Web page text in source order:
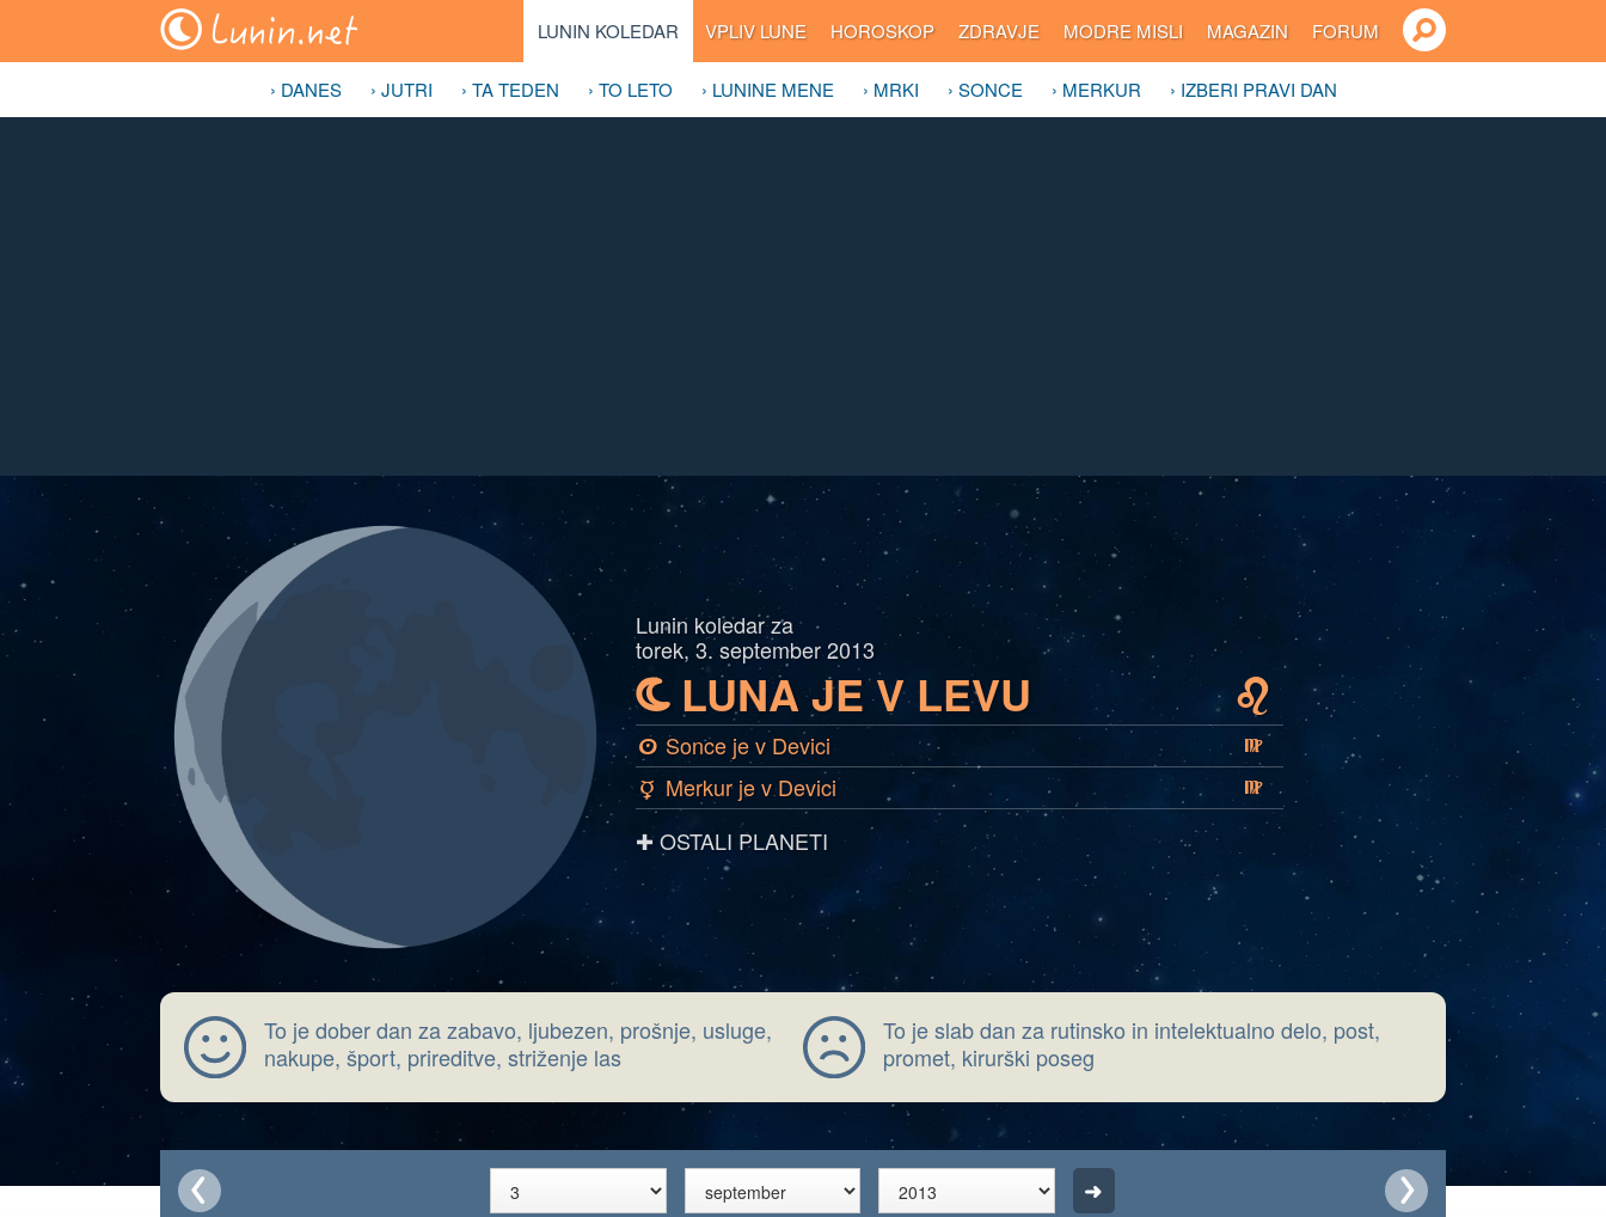
LUNIN KOLEDAR VPLIV LUNE HOROSKOP ZDRAVJE MODRE MISLI MAGAZIN FORUM
› DANES › JUTRI › TA TEDEN › TO LETO › LUNINE MENE › MRKI › SONCE › MERKUR › IZBERI PRAVI DAN
Lunin koledar za
torek, 3. september 2013
bLUNA JE V LEVU E
a Sonce je v Devici
F
c Merkur je v Devici F
✚ OSTALI PLANETI
To je dober dan za zabavo, ljubezen, prošnje, usluge,
nakupe, šport, prireditve, striženje las
To je slab dan za rutinsko in intelektualno delo, post,
promet, kirurški poseg